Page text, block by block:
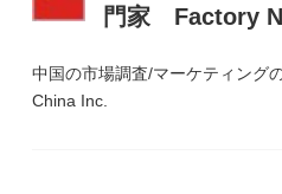
門家 Factory
中国の市場調査/マーケティン
China Inc.